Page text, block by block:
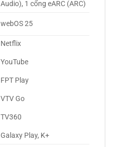
Audio), 1 cổng eARC (ARC)
webOS 25
Netflix
YouTube
FPT Play
VTV Go
TV360
Galaxy Play, K+